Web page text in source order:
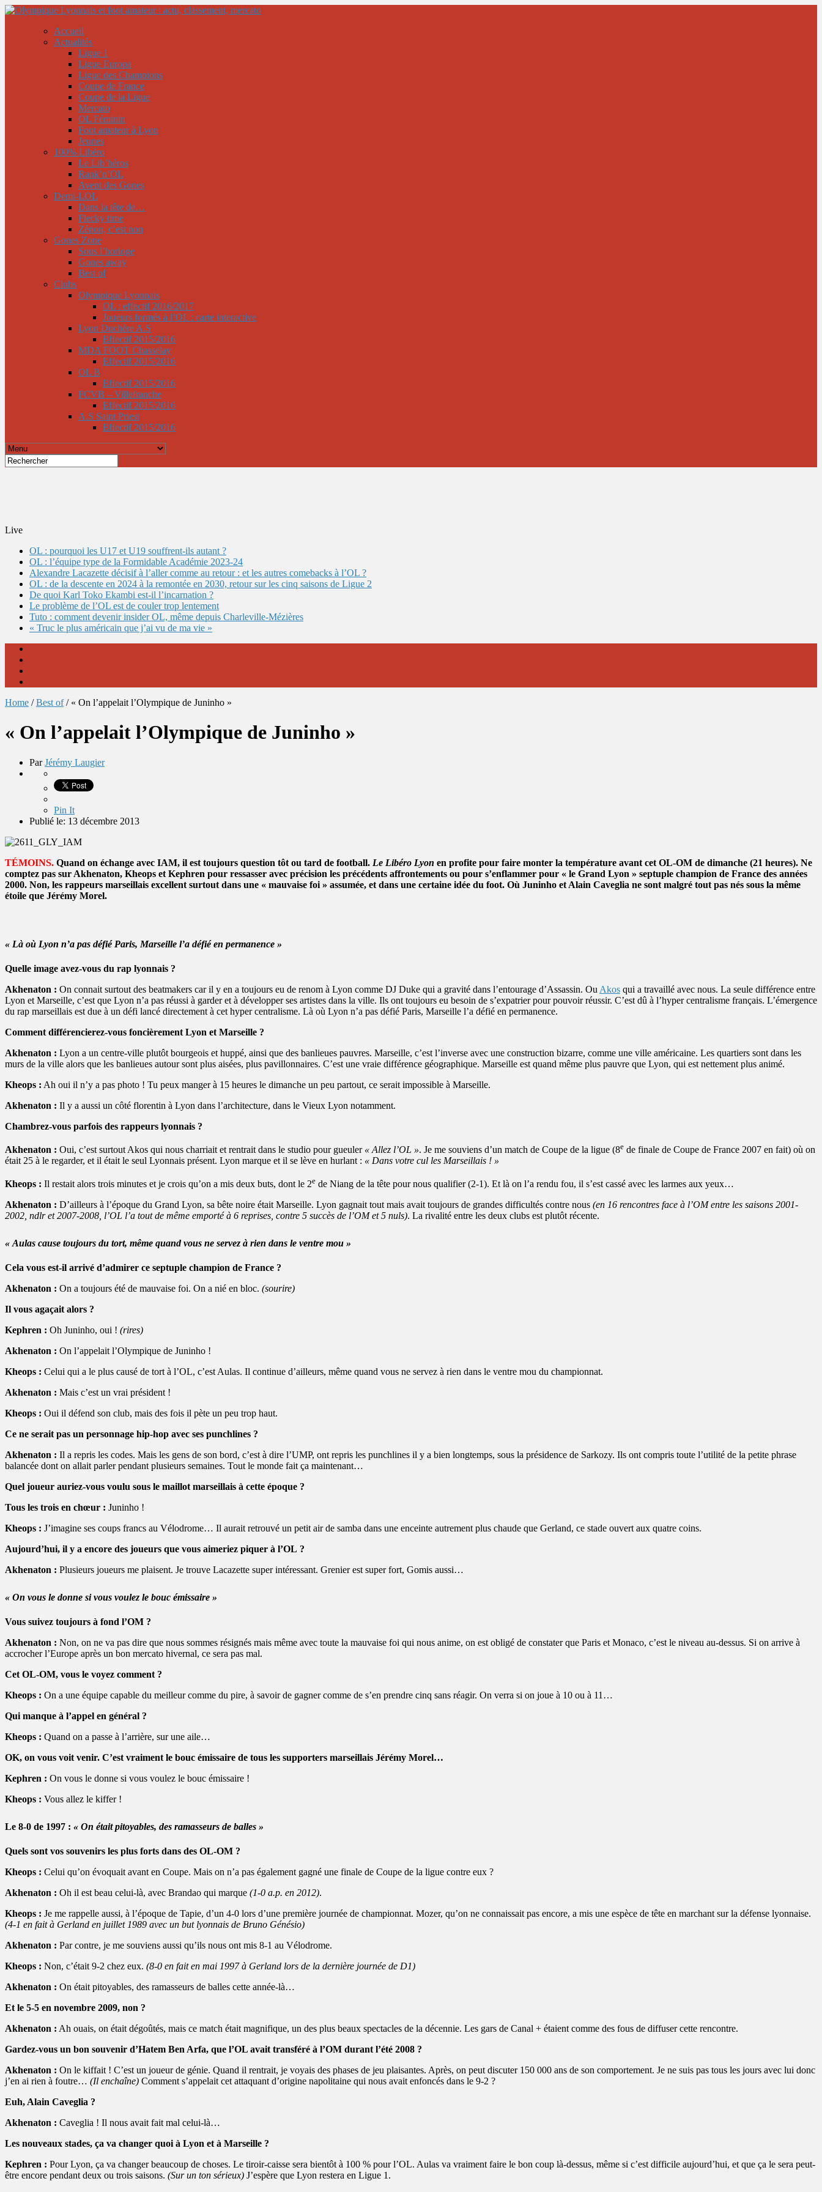
Accueil
Actualités
Ligue 1
Ligue Europa
Ligue des Champions
Coupe de France
Coupe de la Ligue
Mercato
OL Féminin
Foot amateur à Lyon
Jeunes
100% Libéro
Le Lib’héros
Rank’n’OL
Avent des Gones
Demi-LOL
Dans la tête de…
Flecky time
Zénon, c’est non
Gones Zone
Sous l’horloge
Gones away
Best of
Clubs
Olympique Lyonnais
OL : effectif 2016/2017
Joueurs formés à l’OL : carte interactive
Lyon Duchère A.S
Effectif 2015/2016
MDA FOOT Chasselay
Effectif 2015/2016
OL B
Effectif 2015/2016
FCVB – Villefranche
Effectif 2015/2016
A.S Saint Priest
Effectif 2015/2016
Live
OL : pourquoi les U17 et U19 souffrent-ils autant ?
OL : l’équipe type de la Formidable Académie 2023-24
Alexandre Lacazette décisif à l’aller comme au retour : et les autres comebacks à l’OL ?
OL : de la descente en 2024 à la remontée en 2030, retour sur les cinq saisons de Ligue 2
De quoi Karl Toko Ekambi est-il l’incarnation ?
Le problème de l’OL est de couler trop lentement
Tuto : comment devenir insider OL, même depuis Charleville-Mézières
« Truc le plus américain que j’ai vu de ma vie »
Home /Best of/ « On l’appelait l’Olympique de Juninho »
« On l’appelait l’Olympique de Juninho »
ParJérémy Laugier
Pin It
Publié le: 13 décembre 2013
TÉMOINS. Quand on échange avec IAM, il est toujours question tôt ou tard de football. Le Libéro Lyon en profite pour faire monter la température avant cet OL-OM de dimanche (21 heures). Ne
comptez pas sur Akhenaton, Kheops et Kephren pour ressasser avec précision les précédents affrontements ou pour s’enflammer pour « le Grand Lyon » septuple champion de France des années
2000. Non, les rappeurs marseillais excellent surtout dans une « mauvaise foi » assumée, et dans une certaine idée du foot. Où Juninho et Alain Caveglia ne sont malgré tout pas nés sous la même
étoile que Jérémy Morel.
« Là où Lyon n’a pas défié Paris, Marseille l’a défié en permanence »
Quelle image avez-vous du rap lyonnais ?
Akhenaton : On connait surtout des beatmakers car il y en a toujours eu de renom à Lyon comme DJ Duke qui a gravité dans l’entourage d’Assassin. Ou Akos qui a travaillé avec nous. La seule différence entre
Lyon et Marseille, c’est que Lyon n’a pas réussi à garder et à développer ses artistes dans la ville. Ils ont toujours eu besoin de s’expatrier pour pouvoir réussir. C’est dû à l’hyper centralisme français. L’émergence
du rap marseillais est due à un défi lancé directement à cet hyper centralisme. Là où Lyon n’a pas défié Paris, Marseille l’a défié en permanence.
Comment différencierez-vous foncièrement Lyon et Marseille ?
Akhenaton : Lyon a un centre-ville plutôt bourgeois et huppé, ainsi que des banlieues pauvres. Marseille, c’est l’inverse avec une construction bizarre, comme une ville américaine. Les quartiers sont dans les
murs de la ville alors que les banlieues autour sont plus aisées, plus pavillonnaires. C’est une vraie différence géographique. Marseille est quand même plus pauvre que Lyon, qui est nettement plus animé.
Kheops : Ah oui il n’y a pas photo ! Tu peux manger à 15 heures le dimanche un peu partout, ce serait impossible à Marseille.
Akhenaton : Il y a aussi un côté florentin à Lyon dans l’architecture, dans le Vieux Lyon notamment.
Chambrez-vous parfois des rappeurs lyonnais ?
Akhenaton : Oui, c’est surtout Akos qui nous charriait et rentrait dans le studio pour gueuler « Allez l’OL ». Je me souviens d’un match de Coupe de la ligue (8e de finale de Coupe de France 2007 en fait) où on
était 25 à le regarder, et il était le seul Lyonnais présent. Lyon marque et il se lève en hurlant : « Dans votre cul les Marseillais ! »
Kheops : Il restait alors trois minutes et je crois qu’on a mis deux buts, dont le 2e de Niang de la tête pour nous qualifier (2-1). Et là on l’a rendu fou, il s’est cassé avec les larmes aux yeux…
Akhenaton : D’ailleurs à l’époque du Grand Lyon, sa bête noire était Marseille. Lyon gagnait tout mais avait toujours de grandes difficultés contre nous (en 16 rencontres face à l’OM entre les saisons 2001-
2002, ndlr et 2007-2008, l’OL l’a tout de même emporté à 6 reprises, contre 5 succès de l’OM et 5 nuls). La rivalité entre les deux clubs est plutôt récente.
« Aulas cause toujours du tort, même quand vous ne servez à rien dans le ventre mou »
Cela vous est-il arrivé d’admirer ce septuple champion de France ?
Akhenaton : On a toujours été de mauvaise foi. On a nié en bloc. (sourire)
Il vous agaçait alors ?
Kephren : Oh Juninho, oui ! (rires)
Akhenaton : On l’appelait l’Olympique de Juninho !
Kheops : Celui qui a le plus causé de tort à l’OL, c’est Aulas. Il continue d’ailleurs, même quand vous ne servez à rien dans le ventre mou du championnat.
Akhenaton : Mais c’est un vrai président !
Kheops : Oui il défend son club, mais des fois il pète un peu trop haut.
Ce ne serait pas un personnage hip-hop avec ses punchlines ?
Akhenaton : Il a repris les codes. Mais les gens de son bord, c’est à dire l’UMP, ont repris les punchlines il y a bien longtemps, sous la présidence de Sarkozy. Ils ont compris toute l’utilité de la petite phrase
balancée dont on allait parler pendant plusieurs semaines. Tout le monde fait ça maintenant…
Quel joueur auriez-vous voulu sous le maillot marseillais à cette époque ?
Tous les trois en chœur : Juninho !
Kheops : J’imagine ses coups francs au Vélodrome… Il aurait retrouvé un petit air de samba dans une enceinte autrement plus chaude que Gerland, ce stade ouvert aux quatre coins.
Aujourd’hui, il y a encore des joueurs que vous aimeriez piquer à l’OL ?
Akhenaton : Plusieurs joueurs me plaisent. Je trouve Lacazette super intéressant. Grenier est super fort, Gomis aussi…
« On vous le donne si vous voulez le bouc émissaire »
Vous suivez toujours à fond l’OM ?
Akhenaton : Non, on ne va pas dire que nous sommes résignés mais même avec toute la mauvaise foi qui nous anime, on est obligé de constater que Paris et Monaco, c’est le niveau au-dessus. Si on arrive à
accrocher l’Europe après un bon mercato hivernal, ce sera pas mal.
Cet OL-OM, vous le voyez comment ?
Kheops : On a une équipe capable du meilleur comme du pire, à savoir de gagner comme de s’en prendre cinq sans réagir. On verra si on joue à 10 ou à 11…
Qui manque à l’appel en général ?
Kheops : Quand on a passe à l’arrière, sur une aile…
OK, on vous voit venir. C’est vraiment le bouc émissaire de tous les supporters marseillais Jérémy Morel…
Kephren : On vous le donne si vous voulez le bouc émissaire !
Kheops : Vous allez le kiffer !
Le 8-0 de 1997 : « On était pitoyables, des ramasseurs de balles »
Quels sont vos souvenirs les plus forts dans des OL-OM ?
Kheops : Celui qu’on évoquait avant en Coupe. Mais on n’a pas également gagné une finale de Coupe de la ligue contre eux ?
Akhenaton : Oh il est beau celui-là, avec Brandao qui marque (1-0 a.p. en 2012).
Kheops : Je me rappelle aussi, à l’époque de Tapie, d’un 4-0 lors d’une première journée de championnat. Mozer, qu’on ne connaissait pas encore, a mis une espèce de tête en marchant sur la défense lyonnaise.
(4-1 en fait à Gerland en juillet 1989 avec un but lyonnais de Bruno Génésio)
Akhenaton : Par contre, je me souviens aussi qu’ils nous ont mis 8-1 au Vélodrome.
Kheops : Non, c’était 9-2 chez eux. (8-0 en fait en mai 1997 à Gerland lors de la dernière journée de D1)
Akhenaton : On était pitoyables, des ramasseurs de balles cette année-là…
Et le 5-5 en novembre 2009, non ?
Akhenaton : Ah ouais, on était dégoûtés, mais ce match était magnifique, un des plus beaux spectacles de la décennie. Les gars de Canal + étaient comme des fous de diffuser cette rencontre.
Gardez-vous un bon souvenir d’Hatem Ben Arfa, que l’OL avait transféré à l’OM durant l’été 2008 ?
Akhenaton : On le kiffait ! C’est un joueur de génie. Quand il rentrait, je voyais des phases de jeu plaisantes. Après, on peut discuter 150 000 ans de son comportement. Je ne suis pas tous les jours avec lui donc
j’en ai rien à foutre… (Il enchaîne) Comment s’appelait cet attaquant d’origine napolitaine qui nous avait enfoncés dans le 9-2 ?
Euh, Alain Caveglia ?
Akhenaton : Caveglia ! Il nous avait fait mal celui-là…
Les nouveaux stades, ça va changer quoi à Lyon et à Marseille ?
Kephren : Pour Lyon, ça va changer beaucoup de choses. Le tiroir-caisse sera bientôt à 100 % pour l’OL. Aulas va vraiment faire le bon coup là-dessus, même si c’est difficile aujourd’hui, et que ça le sera peut-
être encore pendant deux ou trois saisons. (Sur un ton sérieux) J’espère que Lyon restera en Ligue 1.